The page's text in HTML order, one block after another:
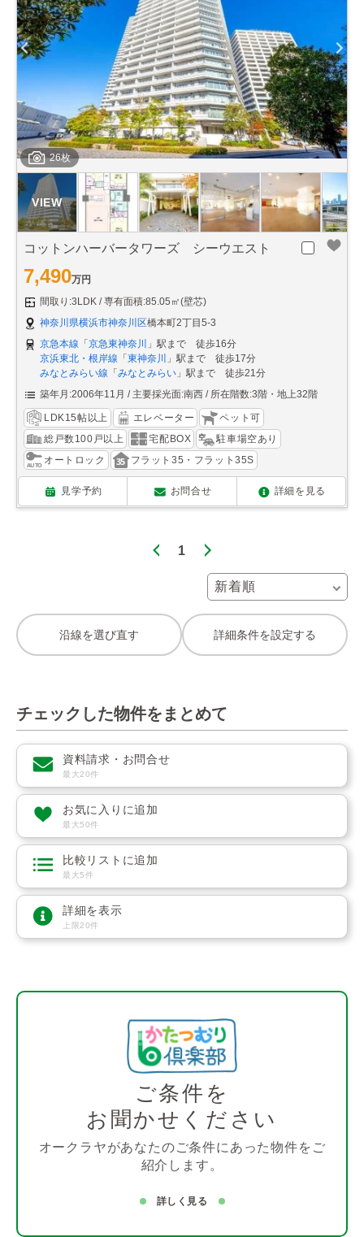
26枚
コットンハーバータワーズ シーウエスト
7,490万円
間取り:3LDK
専有面積:85.05㎡(壁芯)
神奈川県横浜市神奈川区橋本町2丁目5-3
京急本線 「 京急東神奈川
」駅まで 徒歩16分
京浜東北・根岸線 「 東神奈川
」駅まで 徒歩17分
みなとみらい線 「 みなとみらい 」駅まで 徒歩21分
築年月:2006年11月
主要採光面:南西 所在階数:3階・地上32階
LDK15帖以上 エレベーター
ペット可
総戸数100戸以上
宅配BOX
駐車場空あり
オートロック
フラット35・フラット35S
見学予約 お問合せ 詳細を見る
1
沿線を選び直す 詳細条件を設定する
チェックした物件をまとめて
資料請求・お問合せ
最大20件
お気に入りに追加
最大50件
比較リストに追加
最大5件
詳細を表示
上限20件
ご条件を
お聞かせください
オークラヤがあなたのご条件にあった物件をご
紹介します。
詳しく見る